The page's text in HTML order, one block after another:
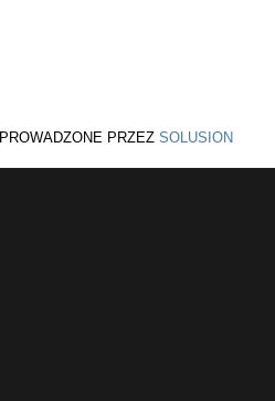
PROWADZONE PRZEZ SOLUSION